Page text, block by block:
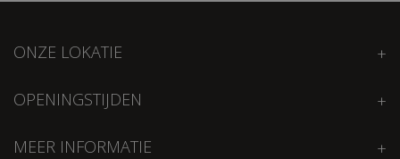
ONZE LOKATIE
OPENINGSTIJDEN
MEER INFORMATIE